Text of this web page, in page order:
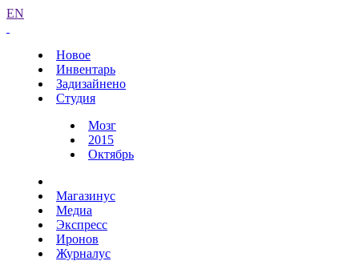
EN
Новое
Инвентарь
Задизайнено
Студия
Мозг
2015
Октябрь
Магазинус
Медиа
Экспресс
Иронов
Журналус